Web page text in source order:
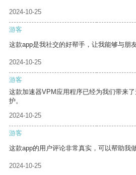
2024-10-25
游客
这款app是我社交的好帮手，让我能够与朋
2024-10-25
游客
这款加速器VPM应用程序已经为我们带来
护。
2024-10-25
游客
这款app的用户评论非常真实，可以帮助我
2024-10-25